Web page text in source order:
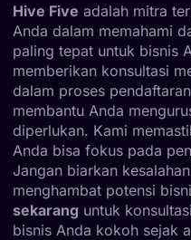
Hive Five adalah mitra
Anda dalam memahami
paling tepat untuk bisnis
memberikan konsultasi
dalam proses
membantu Anda
diperlukan. Kami
Anda bisa fokus pada
Jangan biarkan
menghambat potensi
sekarang untuk
bisnis Anda kokoh sejak